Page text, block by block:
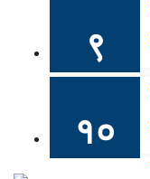
९
१०